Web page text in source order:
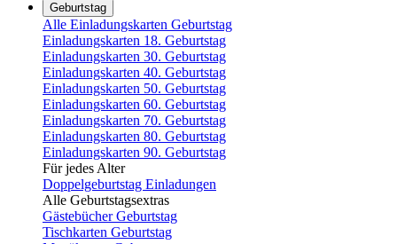
Geburtstag
Alle Einladungskarten Geburtstag
Einladungskarten 18. Geburtstag
Einladungskarten 30. Geburtstag
Einladungskarten 40. Geburtstag
Einladungskarten 50. Geburtstag
Einladungskarten 60. Geburtstag
Einladungskarten 70. Geburtstag
Einladungskarten 80. Geburtstag
Einladungskarten 90. Geburtstag
Für jedes Alter
Doppelgeburtstag Einladungen
Alle Geburtstagsextras
Gästebücher Geburtstag
Tischkarten Geburtstag